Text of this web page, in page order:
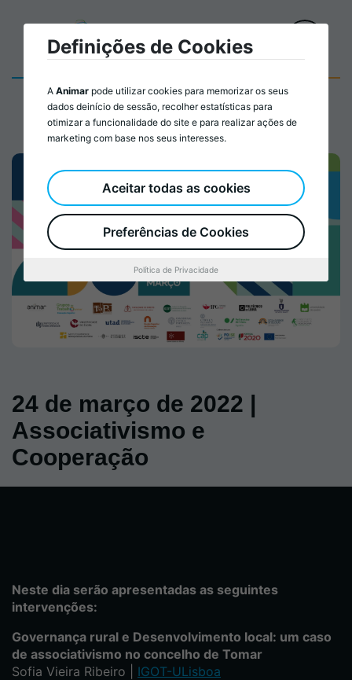
24 de março de 2022 |
Associativismo e
Cooperação
Neste dia serão apresentadas as seguintes
intervenções:
Governança rural e Desenvolvimento local: um caso
de associativismo no concelho de Tomar
Sofia Vieira Ribeiro | IGOT-ULisboa
Definições de Cookies
A Animar pode utilizar cookies para memorizar os seus
dados deinício de sessão, recolher estatísticas para
otimizar a funcionalidade do site e para realizar ações de
marketing com base nos seus interesses.
Preferências de Cookies
Aceitar todas as cookies
Política de Privacidade